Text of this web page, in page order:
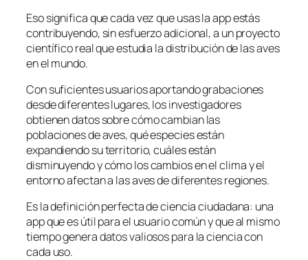
Eso significa que cada vez que usas la app estás
contribuyendo, sin esfuerzo adicional, a un proyecto
científico real que estudia la distribución de las aves
en el mundo.
Con suficientes usuarios aportando grabaciones
desde diferentes lugares, los investigadores
obtienen datos sobre cómo cambian las
poblaciones de aves, qué especies están
expandiendo su territorio, cuáles están
disminuyendo y cómo los cambios en el clima y el
entorno afectan a las aves de diferentes regiones.
Es la definición perfecta de ciencia ciudadana: una
app que es útil para el usuario común y que al mismo
tiempo genera datos valiosos para la ciencia con
cada uso.